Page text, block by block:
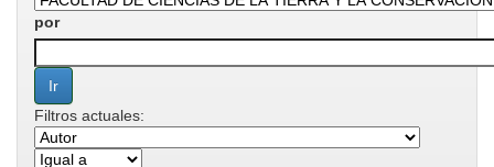
por
Filtros actuales: